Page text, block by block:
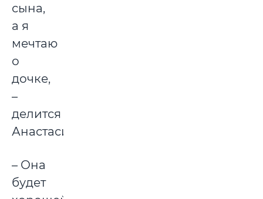
сына,
а я
мечтаю
о
дочке,
–
делится
Анастасия.
– Она
будет